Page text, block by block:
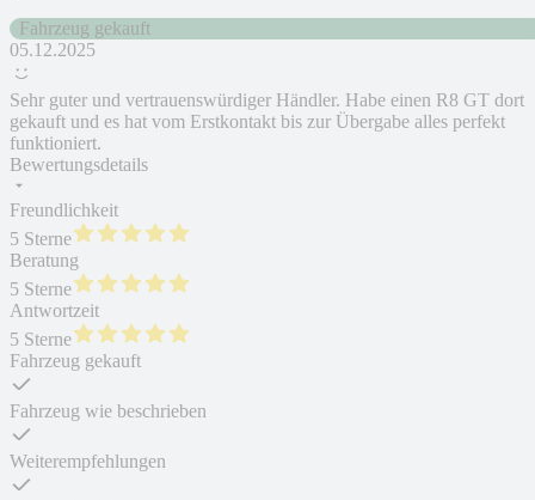
Fahrzeug gekauft
05.12.2025
Sehr guter und vertrauenswürdiger Händler. Habe einen R8 GT dort
gekauft und es hat vom Erstkontakt bis zur Übergabe alles perfekt
funktioniert.
Bewertungsdetails
Freundlichkeit
5 Sterne
Beratung
5 Sterne
Antwortzeit
5 Sterne
Fahrzeug gekauft
Fahrzeug wie beschrieben
Weiterempfehlungen